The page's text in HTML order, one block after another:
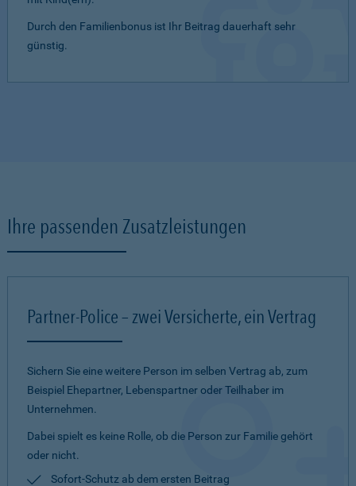
Durch den Familienbonus ist Ihr Beitrag dauerhaft sehr
günstig.
Ihre passenden Zusatzleistungen
Partner-Police – zwei Versicherte, ein Vertrag
Sichern Sie eine weitere Person im selben Vertrag ab, zum
Beispiel Ehepartner, Lebenspartner oder Teilhaber im
Unternehmen.
Dabei spielt es keine Rolle, ob die Person zur Familie gehört
oder nicht.
Sofort-Schutz ab dem ersten Beitrag